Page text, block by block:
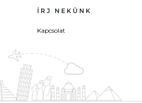
ÍRJ NEKÜNK
Kapcsolat